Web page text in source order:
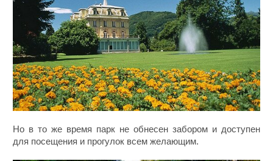
Но в то же время парк не обнесен забором и доступен
для посещения и прогулок всем желающим.